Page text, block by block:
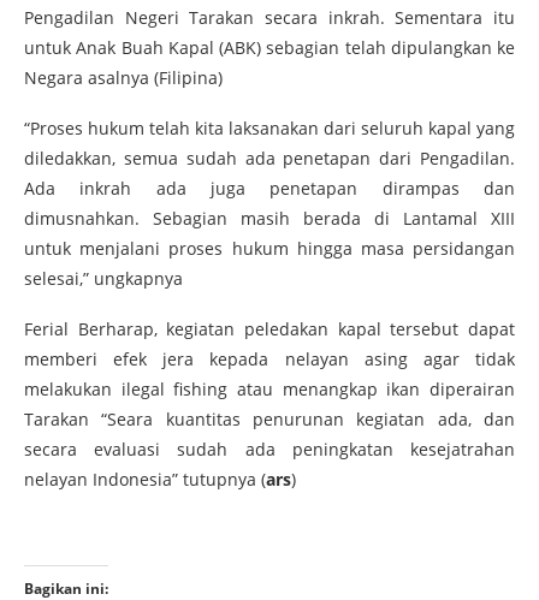
Pengadilan Negeri Tarakan secara inkrah. Sementara itu
untuk Anak Buah Kapal (ABK) sebagian telah dipulangkan ke
Negara asalnya (Filipina)
“Proses hukum telah kita laksanakan dari seluruh kapal yang
diledakkan, semua sudah ada penetapan dari Pengadilan.
Ada inkrah ada juga penetapan dirampas dan
dimusnahkan. Sebagian masih berada di Lantamal XIII
untuk menjalani proses hukum hingga masa persidangan
selesai,” ungkapnya
Ferial Berharap, kegiatan peledakan kapal tersebut dapat
memberi efek jera kepada nelayan asing agar tidak
melakukan ilegal fishing atau menangkap ikan diperairan
Tarakan “Seara kuantitas penurunan kegiatan ada, dan
secara evaluasi sudah ada peningkatan kesejatrahan
nelayan Indonesia” tutupnya (ars)
Bagikan ini: